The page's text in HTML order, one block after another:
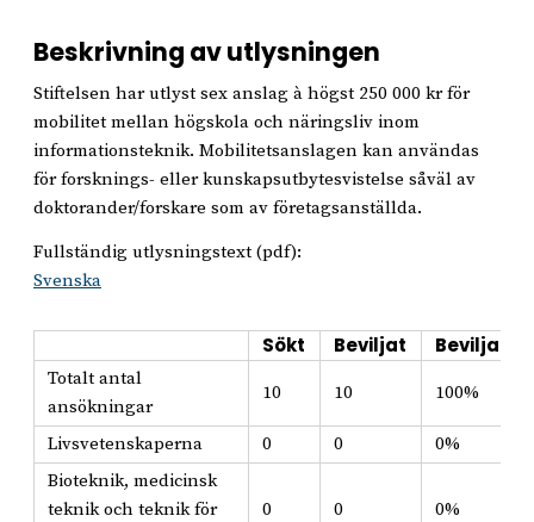
Beskrivning av utlysningen
Stiftelsen har utlyst sex anslag à högst 250 000 kr för
mobilitet mellan högskola och näringsliv inom
informationsteknik. Mobilitetsanslagen kan användas
för forsknings- eller kunskapsutbytesvistelse såväl av
doktorander/forskare som av företagsanställda.
Fullständig utlysningstext (pdf):
Svenska
Sökt Beviljat Beviljat i
Totalt antal
ansökningar
10 10 100%
Livsvetenskaperna 0 0
0%
Bioteknik, medicinsk
teknik och teknik för
0 0 0%